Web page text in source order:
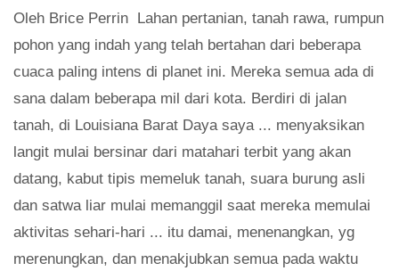
Oleh Brice Perrin Lahan pertanian, tanah rawa, rumpun
pohon yang indah yang telah bertahan dari beberapa
cuaca paling intens di planet ini. Mereka semua ada di
sana dalam beberapa mil dari kota. Berdiri di jalan
tanah, di Louisiana Barat Daya saya ... menyaksikan
langit mulai bersinar dari matahari terbit yang akan
datang, kabut tipis memeluk tanah, suara burung asli
dan satwa liar mulai memanggil saat mereka memulai
aktivitas sehari-hari ... itu damai, menenangkan, yg
merenungkan, dan menakjubkan semua pada waktu